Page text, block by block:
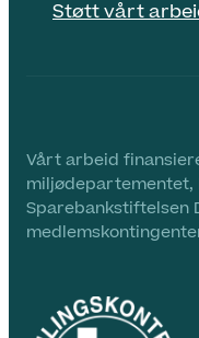
Støtt vårt
Vårt arbeid
miljødepartementet,
Sparebankstiftelsen